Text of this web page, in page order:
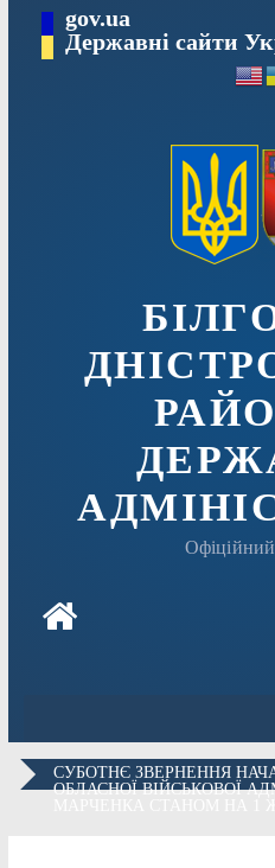
вмісту
gov.ua
Державні сайти
СУБОТНЄ ЗВЕРНЕННЯ
ОБЛАСНОЇ ВІЙСЬКОВОЇ